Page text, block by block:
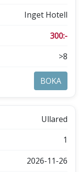
Inget Hotell
300:-
>8
BOKA
Ullared
1
2026-11-26